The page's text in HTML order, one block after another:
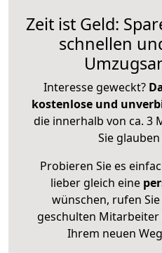
Zeit ist Geld:
schnellen
Interesse geweckt?
kostenlose und
die innerhalb von ca. 3
Sie
Probieren Sie es
lieber gleich eine
wünschen, rufen
geschulten
Ihrem neuen